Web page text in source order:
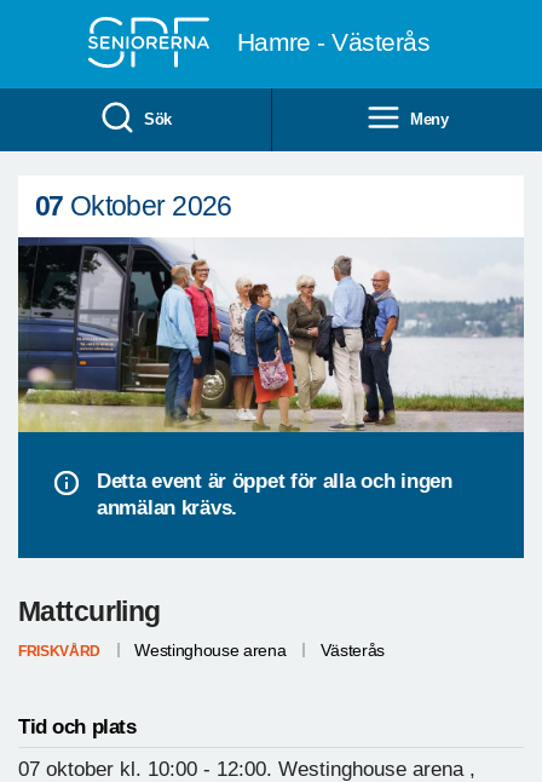
Hamre - Västerås
Sök Meny
07 Oktober 2026
Detta event är öppet för alla och ingen
anmälan krävs.
Mattcurling
FRISKVÅRD Westinghouse arena Västerås
Tid och plats
07 oktober kl. 10:00 - 12:00. Westinghouse arena ,